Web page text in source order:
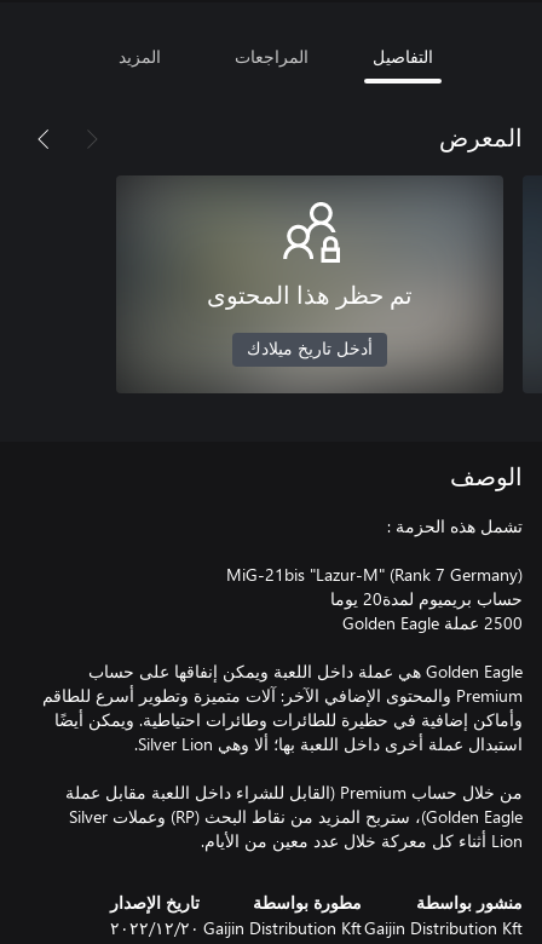
التفاصيل المراجعات المزيد
المعرض
تم حظر هذا المحتوى
أدخل تاريخ ميلادك
الوصف
Golden Eagle هي عملة داخل اللعبة ويمكن إنفاقها على حساب
Premium والمحتوى الإضافي الآخر: آلات متميزة وتطوير أسرع للطاقم
وأماكن إضافية في حظيرة للطائرات وطائرات احتياطية. ويمكن أيضًا
من خلال حساب Premium (القابل للشراء داخل اللعبة مقابل عملة
Golden Eagle)، ستربح المزيد من نقاط البحث (RP) وعملات Silver
Lion أثناء كل معركة خلال عدد معين من الأيام.
منشور بواسطة
Gaijin Distribution Kft
مطورة بواسطة
Gaijin Distribution Kft
تاريخ الإصدار
٢٠‏/١٢‏/٢٠٢٢